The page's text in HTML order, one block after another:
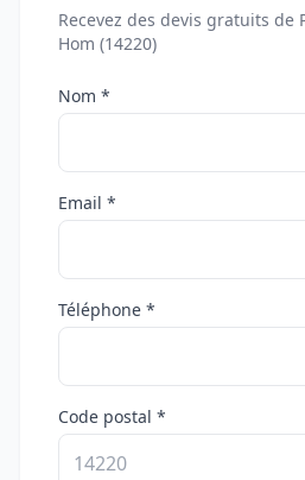
Recevez des devis gratuits de
Hom (14220)
Nom *
Email *
Téléphone *
Code postal *